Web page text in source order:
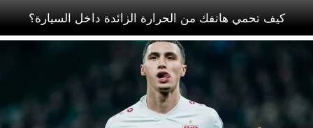
كيف تحمي هاتفك من الحرارة الزائدة داخل السيارة؟